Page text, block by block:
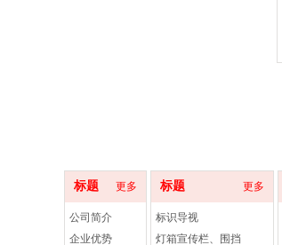
标题 更多
标识导视
灯箱宣传栏、围挡
标题 更多
公司简介
企业优势